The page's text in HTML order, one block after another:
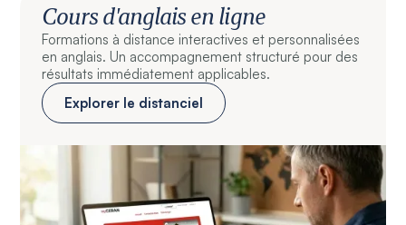
Cours d'anglais en ligne
Formations à distance interactives et personnalisées
en anglais. Un accompagnement structuré pour des
résultats immédiatement applicables.
Explorer le distanciel